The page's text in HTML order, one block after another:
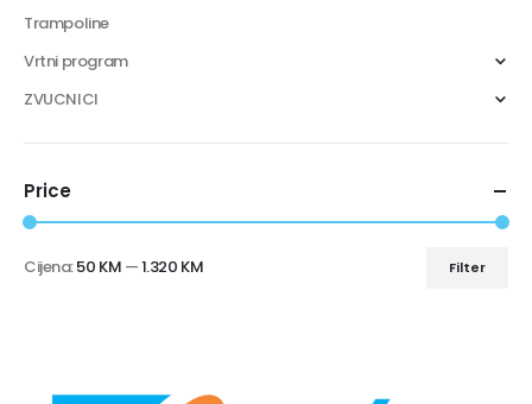
Trampoline
Vrtni program
ZVUCNICI
Price
Filter
Cijena:50 KM —1.320 KM